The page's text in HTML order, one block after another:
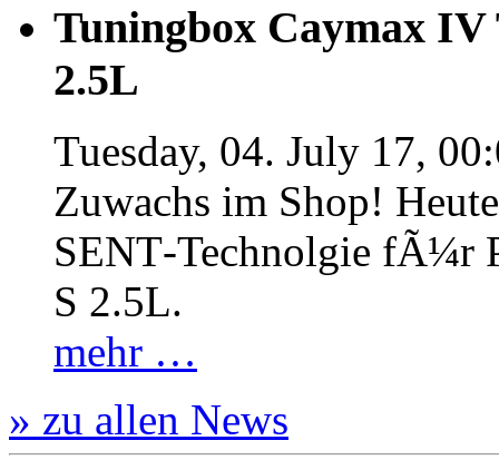
Tuningbox Caymax IV
2.5L
Tuesday, 04. July 17,
Zuwachs im Shop!
SENT‐Technolgie fÃ¼r
S 2.5L.
mehr …
» zu allen News